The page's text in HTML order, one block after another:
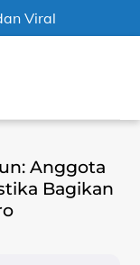
Viral
Anggota
Bagikan